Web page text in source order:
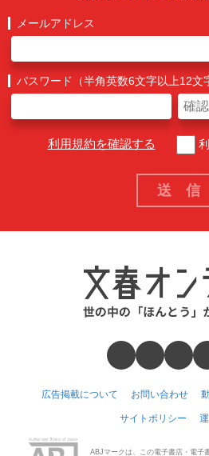
メールアドレス
パスワード（半角英数6文字以上12文
利用規約を確認する
広告掲載について お問い合わせ
サイトポリシー
ABJマークは、この電子書店・電子